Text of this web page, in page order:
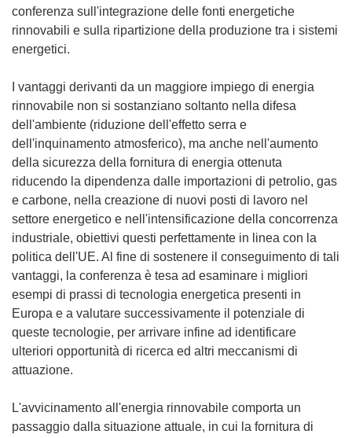
conferenza sull'integrazione delle fonti energetiche
rinnovabili e sulla ripartizione della produzione tra i sistemi
energetici.
I vantaggi derivanti da un maggiore impiego di energia
rinnovabile non si sostanziano soltanto nella difesa
dell'ambiente (riduzione dell'effetto serra e
dell'inquinamento atmosferico), ma anche nell'aumento
della sicurezza della fornitura di energia ottenuta
riducendo la dipendenza dalle importazioni di petrolio, gas
e carbone, nella creazione di nuovi posti di lavoro nel
settore energetico e nell'intensificazione della concorrenza
industriale, obiettivi questi perfettamente in linea con la
politica dell'UE. Al fine di sostenere il conseguimento di tali
vantaggi, la conferenza è tesa ad esaminare i migliori
esempi di prassi di tecnologia energetica presenti in
Europa e a valutare successivamente il potenziale di
queste tecnologie, per arrivare infine ad identificare
ulteriori opportunità di ricerca ed altri meccanismi di
attuazione.
L'avvicinamento all'energia rinnovabile comporta un
passaggio dalla situazione attuale, in cui la fornitura di